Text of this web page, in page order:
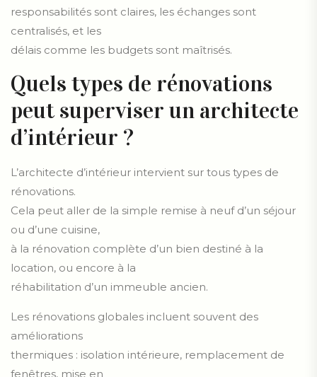
responsabilités sont claires, les échanges sont
centralisés, et les
délais comme les budgets sont maîtrisés.
Quels types de rénovations
peut superviser un architecte
d’intérieur ?
L’architecte d’intérieur intervient sur tous types de
rénovations.
Cela peut aller de la simple remise à neuf d’un séjour
ou d’une cuisine,
à la rénovation complète d’un bien destiné à la
location, ou encore à la
réhabilitation d’un immeuble ancien.
Les rénovations globales incluent souvent des
améliorations
thermiques : isolation intérieure, remplacement de
fenêtres, mise en